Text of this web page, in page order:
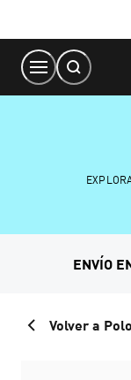
Content
ENVÍO
Volver a